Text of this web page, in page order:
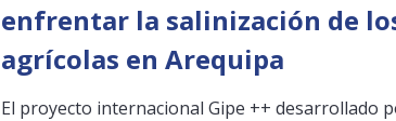
enfrentar la salinización de
agrícolas en Arequipa
El proyecto internacional Gipe ++ desarrollado